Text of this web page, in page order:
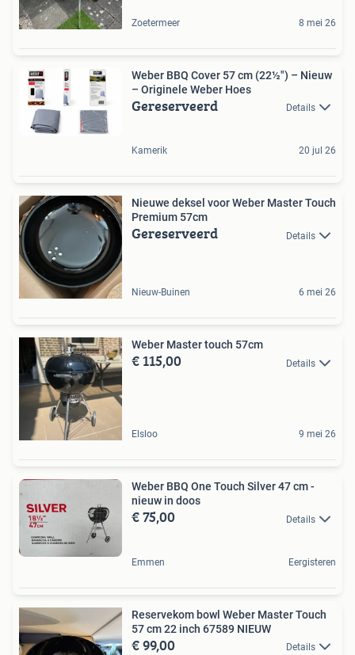
Zoetermeer 8 mei 26
Weber BBQ Cover 57 cm (22½") – Nieuw
– Originele Weber Hoes
Gereserveerd Details
Kamerik 20 jul 26
Nieuwe deksel voor Weber Master Touch
Premium 57cm
Gereserveerd Details
Nieuw-Buinen 6 mei 26
Weber Master touch 57cm
€ 115,00 Details
Elsloo 9 mei 26
Weber BBQ One Touch Silver 47 cm -
nieuw in doos
€ 75,00 Details
Emmen Eergisteren
Reservekom bowl Weber Master Touch
57 cm 22 inch 67589 NIEUW
€ 99,00 Details